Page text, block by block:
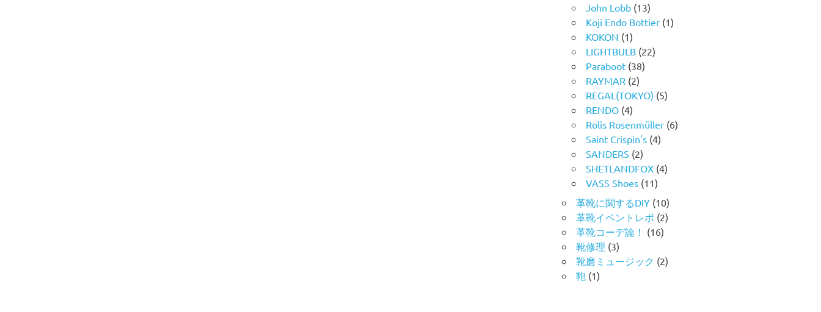
John Lobb (13)
Koji Endo Bottier (1)
KOKON (1)
LIGHTBULB (22)
Paraboot (38)
RAYMAR (2)
REGAL(TOKYO) (5)
RENDO (4)
Rolis Rosenmüller (6)
Saint Crispin's (4)
SANDERS (2)
SHETLANDFOX (4)
VASS Shoes (11)
革靴に関するDIY (10)
革靴イベントレポ (2)
革靴コーデ論！ (16)
靴修理 (3)
靴磨ミュージック (2)
鞄 (1)